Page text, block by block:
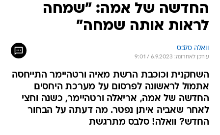
החדשה של אמה: "שמחה
לראות אותה שמחה"
וואלה סלבס
עודכן לאחרונה: 6.9.2023 / 9:01
השחקנית וכוכבת הרשת מאיה ורטהיימר התייחסה
אתמול לראשונה לפרסום על מערכת היחסים
החדשה של אמה, אריאלה ורטהיימר, כשנה וחצי
לאחר שאביה איתן נפטר. מה דעתה על הבחור
החדש? וואלה! סלבס מתרגשת